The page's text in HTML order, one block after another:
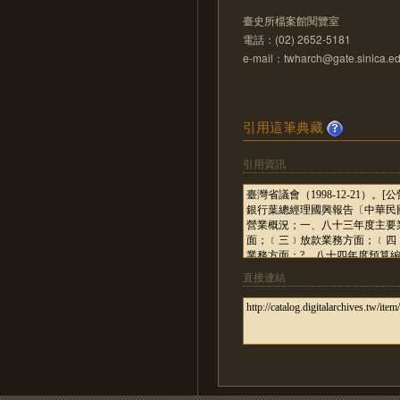
臺史所檔案館閱覽室
電話：(02) 2652-5181
e-mail：
引用這筆典藏
引用資訊
直接連結